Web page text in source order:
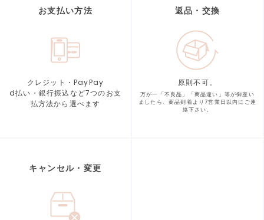
お支払い方法
クレジット・PayPay
d払い・銀行振込など7つのお支
払方法から選べます
返品・交換
原則不可。
万が一「不良品」「商品違い」等が御座い
ましたら、商品到着より7営業日以内にご連
絡下さい。
キャンセル・変更